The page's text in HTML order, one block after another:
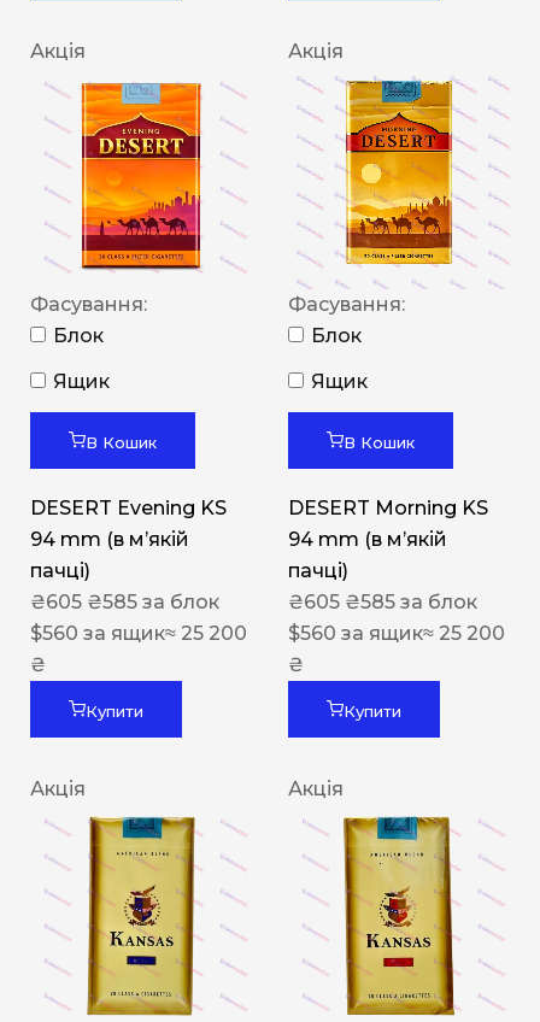
Акція
Фасування:
Блок
Ящик
В Кошик
DESERT Evening KS
94 mm (в мʼякій
пачці)
₴605 ₴585 за блок
$560 за ящик≈ 25 200
₴
Купити
Акція
Фасування:
Блок
Ящик
В Кошик
DESERT Morning KS
94 mm (в мʼякій
пачці)
₴605 ₴585 за блок
$560 за ящик≈ 25 200
₴
Купити
Акція Акція